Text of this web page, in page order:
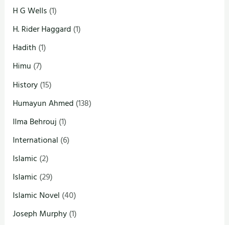
H G Wells (1)
H. Rider Haggard (1)
Hadith (1)
Himu (7)
History(15)
Humayun Ahmed (138)
Ilma Behrouj (1)
International (6)
Islamic (2)
Islamic (29)
Islamic Novel (40)
Joseph Murphy(1)